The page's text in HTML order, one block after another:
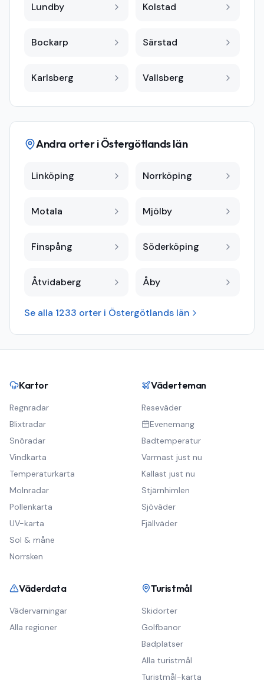
Lundby Kolstad
Bockarp Särstad
Karlsberg Vallsberg
Andra orter iÖstergötlands län
Linköping Norrköping
Motala Mjölby
Finspång Söderköping
Åtvidaberg Åby
Se alla 1233 orter i Östergötlands län
Kartor
Regnradar
Blixtradar
Snöradar
Vindkarta
Temperaturkarta
Molnradar
Pollenkarta
UV-karta
Sol & måne
Norrsken
Väderteman
Reseväder
Evenemang
Badtemperatur
Varmast just nu
Kallast just nu
Stjärnhimlen
Sjöväder
Fjällväder
Väderdata
Vädervarningar
Alla regioner
Turistmål
Skidorter
Golfbanor
Badplatser
Alla turistmål
Turistmål-karta